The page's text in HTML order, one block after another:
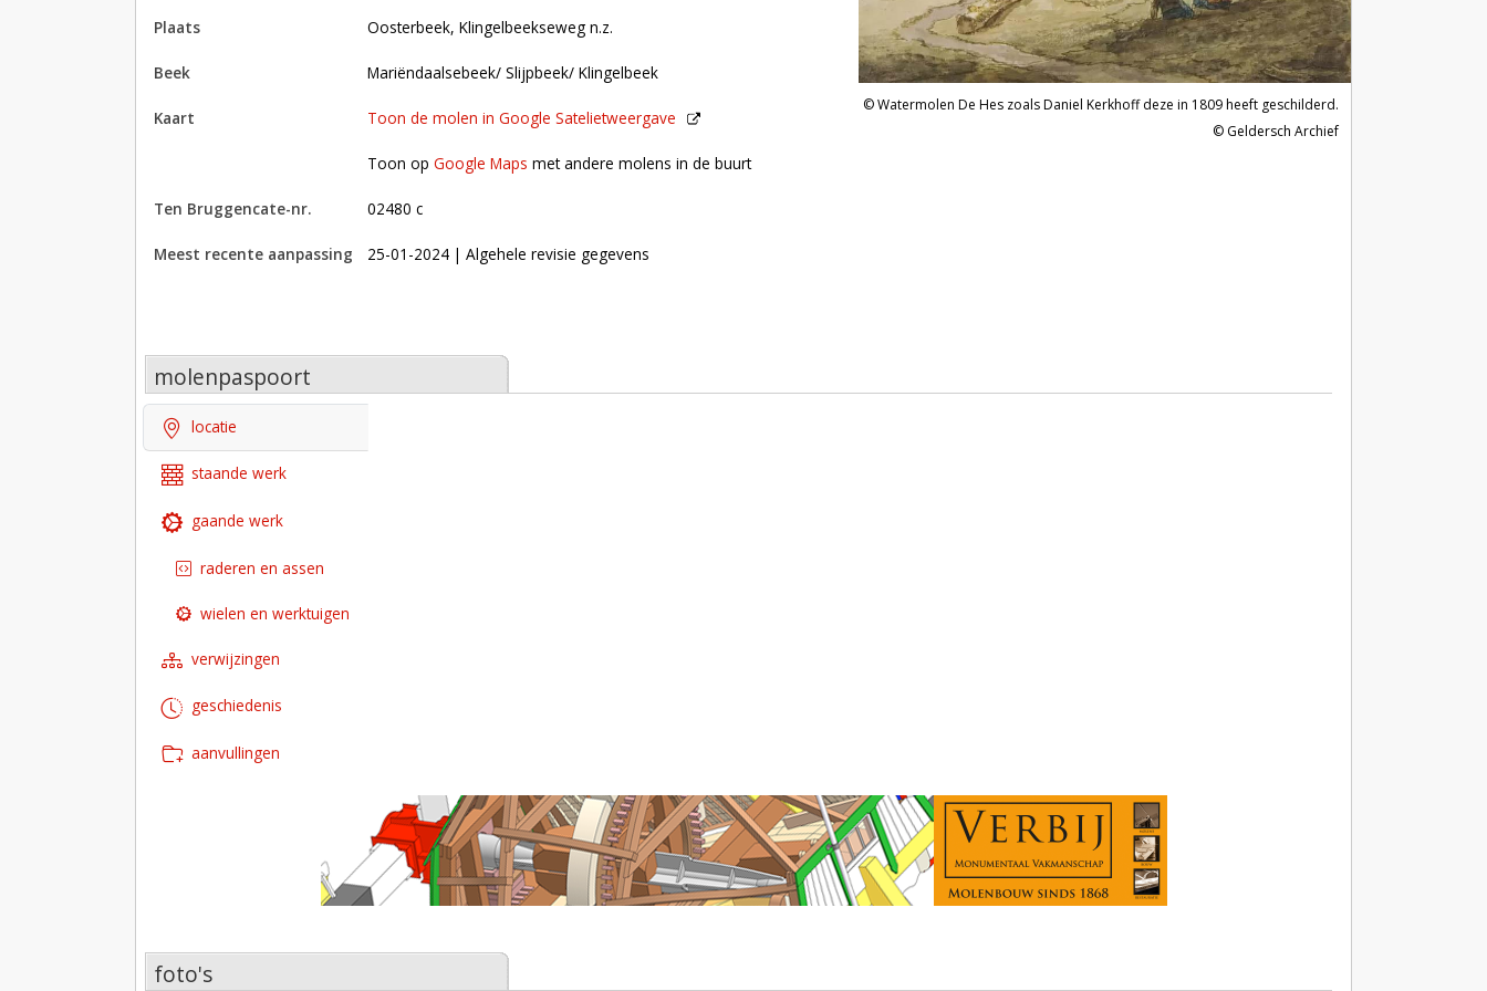
plaats Oosterbeek, Klingelbeekseweg n.z.
beek Mariëndaalsebeek/ Slijpbeek/ Klingelbeek
kaart Toon de molen in Google Satelietweergave
Toon op Google Maps met andere molens in de buurt
Toon op Google Maps met andere molens in de buurt
Ten Bruggencate-nr. 02480 c
Meest recente aanpassing 25-01-2024 | Algehele revisie gegevens
Watermolen De Hes zoals Daniel Kerkhoff deze in 1809 heeft geschilderd.
© Geldersch Archief
molenpaspoort
locatie
staande werk
gaande werk
raderen en assen
wielen en werktuigen
verwijzingen
geschiedenis
aanvullingen
foto's